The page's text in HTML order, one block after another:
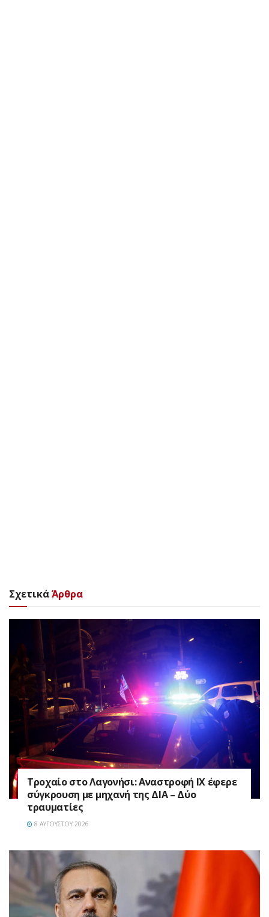
ΣχετικάΆρθρα
Τροχαίο στο Λαγονήσι: Αναστροφή ΙΧ έφερε
σύγκρουση με μηχανή της ΔΙΑ – Δύο
τραυματίες
8 ΑΥΓΟΎΣΤΟΥ 2026